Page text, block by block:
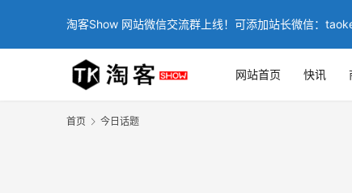
淘客Show 网站微信交流群上线！可添加站长微信：
网站首页 快讯
首页 今日话题